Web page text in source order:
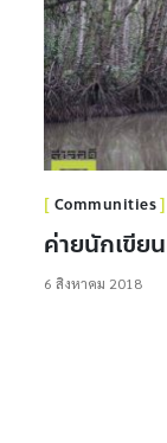
Communities
ค่ายนักเขีย
6 สิงหาคม 2018